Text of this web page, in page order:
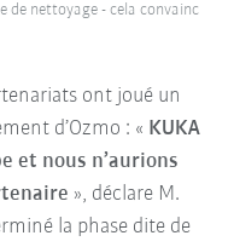
ont joué un
d’Ozmo : « KUKA
et nous n’aurions
», déclare M.
la phase dite de
de nettoyage - cela convainc